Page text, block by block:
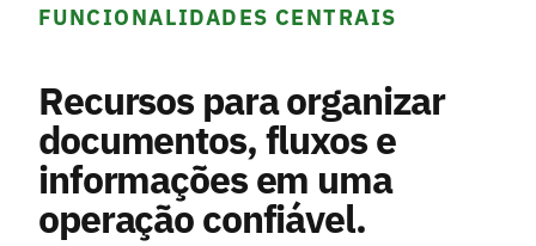
FUNCIONALIDADES CENTRAIS
Recursos para organizar
documentos, fluxos e
informações em uma
operação confiável.